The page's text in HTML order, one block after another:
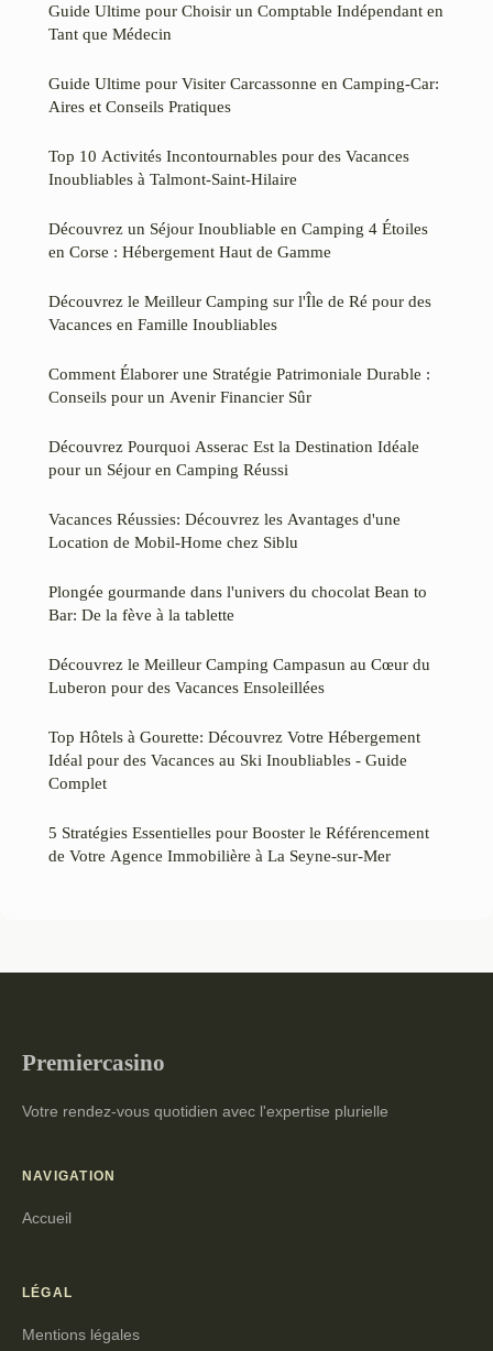
Guide Ultime pour Choisir un Comptable Indépendant en
Tant que Médecin
Guide Ultime pour Visiter Carcassonne en Camping-Car:
Aires et Conseils Pratiques
Top 10 Activités Incontournables pour des Vacances
Inoubliables à Talmont-Saint-Hilaire
Découvrez un Séjour Inoubliable en Camping 4 Étoiles
en Corse : Hébergement Haut de Gamme
Découvrez le Meilleur Camping sur l'Île de Ré pour des
Vacances en Famille Inoubliables
Comment Élaborer une Stratégie Patrimoniale Durable :
Conseils pour un Avenir Financier Sûr
Découvrez Pourquoi Asserac Est la Destination Idéale
pour un Séjour en Camping Réussi
Vacances Réussies: Découvrez les Avantages d'une
Location de Mobil-Home chez Siblu
Plongée gourmande dans l'univers du chocolat Bean to
Bar: De la fève à la tablette
Découvrez le Meilleur Camping Campasun au Cœur du
Luberon pour des Vacances Ensoleillées
Top Hôtels à Gourette: Découvrez Votre Hébergement
Idéal pour des Vacances au Ski Inoubliables - Guide
Complet
5 Stratégies Essentielles pour Booster le Référencement
de Votre Agence Immobilière à La Seyne-sur-Mer
Premiercasino
Votre rendez-vous quotidien avec l'expertise plurielle
NAVIGATION
Accueil
LÉGAL
Mentions légales